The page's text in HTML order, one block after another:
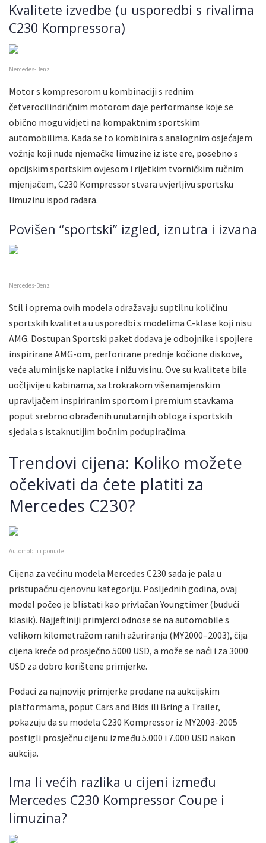
Kvalitete izvedbe (u usporedbi s rivalima
C230 Kompressora)
Mercedes-Benz
Motor s kompresorom u kombinaciji s rednim
četverocilindričnim motorom daje performanse koje se
obično mogu vidjeti na kompaktnim sportskim
automobilima. Kada se to kombinira s analognim osjećajem
vožnje koji nude njemačke limuzine iz iste ere, posebno s
opcijskim sportskim ovjesom i rijetkim tvorničkim ručnim
mjenjačem, C230 Kompressor stvara uvjerljivu sportsku
limuzinu ispod radara.
Povišen “sportski” izgled, iznutra i izvana
Mercedes-Benz
Stil i oprema ovih modela odražavaju suptilnu količinu
sportskih kvaliteta u usporedbi s modelima C-klase koji nisu
AMG. Dostupan Sportski paket dodava je odbojnike i spojlere
inspirirane AMG-om, perforirane prednje kočione diskove,
veće aluminijske naplatke i nižu visinu. Ove su kvalitete bile
uočljivije u kabinama, sa trokrakom višenamjenskim
upravljačem inspiriranim sportom i premium stavkama
poput srebrno obrađenih unutarnjih obloga i sportskih
sjedala s istaknutijim bočnim podupiračima.
Trendovi cijena: Koliko možete
očekivati ​​da ćete platiti za
Mercedes C230?
Automobili i ponude
Cijena za većinu modela Mercedes C230 sada je pala u
pristupačnu cjenovnu kategoriju. Posljednih godina, ovaj
model počeo je blistati kao privlačan Youngtimer (budući
klasik). Najjeftiniji primjerci odnose se na automobile s
velikom kilometražom ranih ažuriranja (MY2000–2003), čija
cijena kreće od prosječno 5000 USD, a može se naći i za 3000
USD za dobro korištene primjerke.
Podaci za najnovije primjerke prodane na aukcijskim
platformama, poput Cars and Bids ili Bring a Trailer,
pokazuju da su modela C230 Kompressor iz MY2003-2005
postigli prosječnu cijenu između 5.000 i 7.000 USD nakon
aukcija.
Ima li većih razlika u cijeni između
Mercedes C230 Kompressor Coupe i
limuzina?